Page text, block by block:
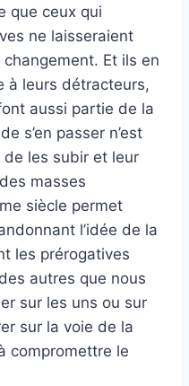
que ceux qui
ne laisseraient
Et ils en
à leurs détracteurs,
aussi partie de la
s’en passer n’est
de les subir et leur
masses
siècle permet
l’idée de la
les prérogatives
autres que nous
sur les uns ou sur
sur la voie de la
compromettre le